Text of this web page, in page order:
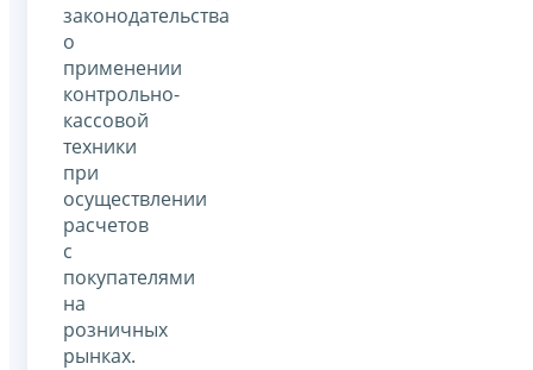
законодательства
о
применении
контрольно-
кассовой
техники
при
осуществлении
расчетов
с
покупателями
на
розничных
рынках.